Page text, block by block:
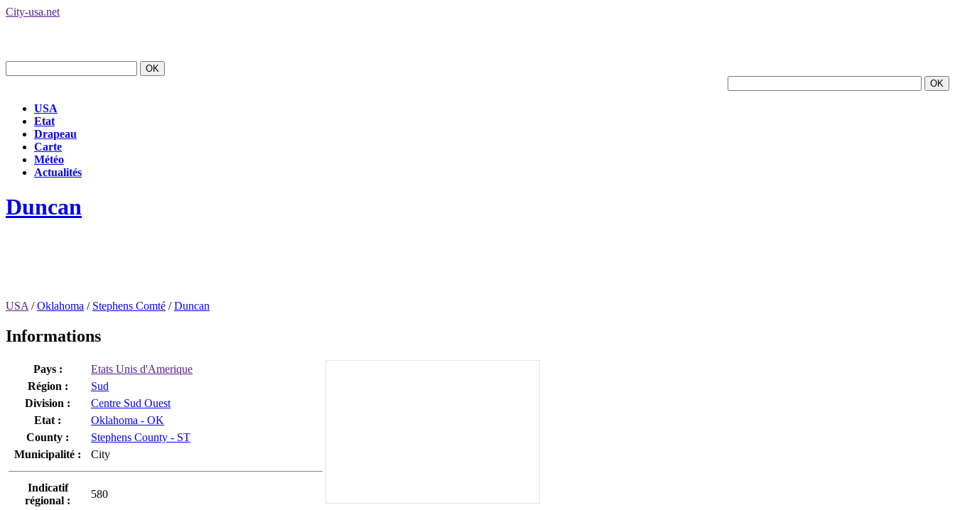
City-usa.net
USA
Etat
Drapeau
Carte
Météo
Actualités
Duncan
USA /Oklahoma / Stephens Comté /Duncan
Informations
Pays :
Etats Unis d'Amerique
Région :
Sud
Division :
Centre Sud Ouest
Etat :
Oklahoma - OK
County :
Stephens County - ST
Municipalité :
City
Indicatif
régional :
580